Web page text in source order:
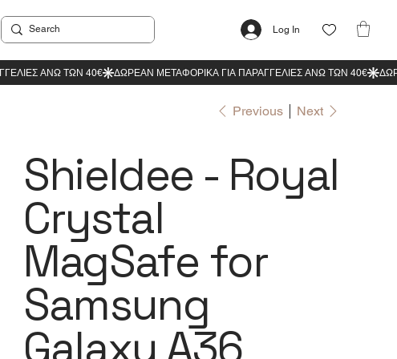
Log In
Previous Next
Shieldee - Royal
Crystal
MagSafe for
Samsung